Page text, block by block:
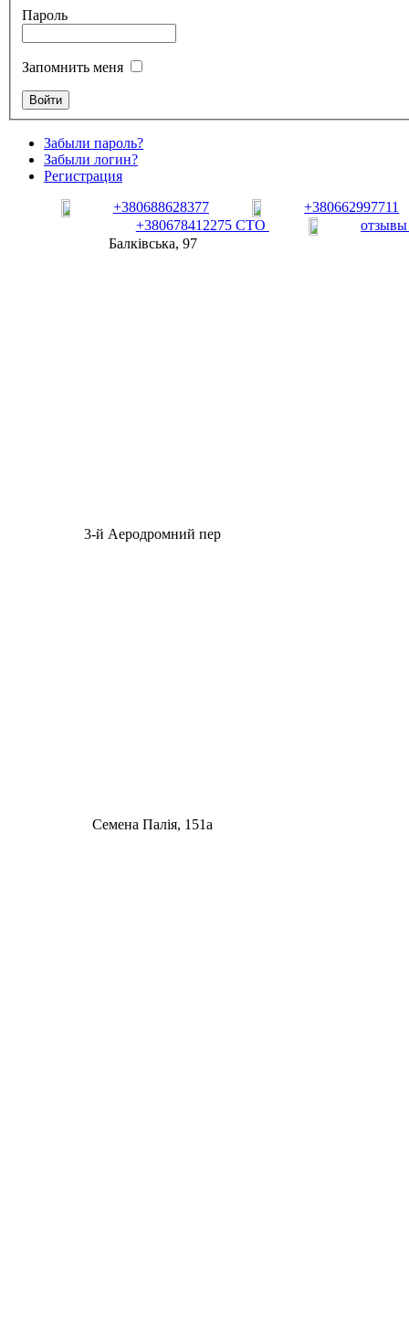
Пароль
Запомнить меня
Забыли пароль?
Забыли логин?
Регистрация
+380688628377
+380662997711
+380678412275 СТО
Балківська, 97
3-й Аеродромний пер
Семена Палія, 151а